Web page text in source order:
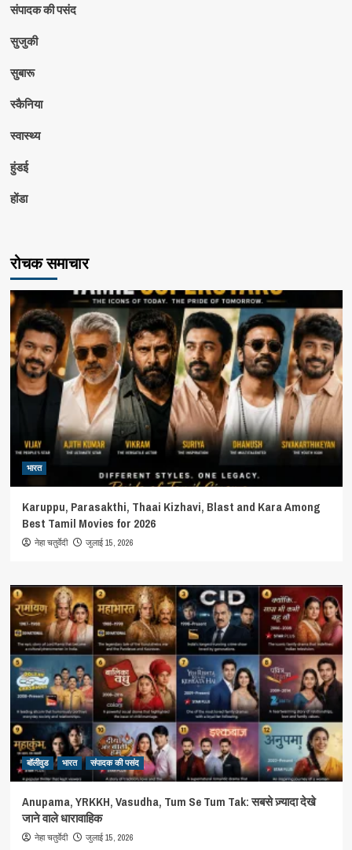
संपादक की पसंद
सुजुकी
सुबारू
स्कैनिया
स्वास्थ्य
हुंडई
होंडा
रोचक समाचार
भारत
Karuppu, Parasakthi, Thaai Kizhavi, Blast and Kara Among
Best Tamil Movies for 2026
नेहा चतुर्वेदी जुलाई 15, 2026
बॉलीवुड भारत संपादक की पसंद
Anupama, YRKKH, Vasudha, Tum Se Tum Tak: सबसे ज़्यादा देखे
जाने वाले धारावाहिक
नेहा चतुर्वेदी जुलाई 15, 2026